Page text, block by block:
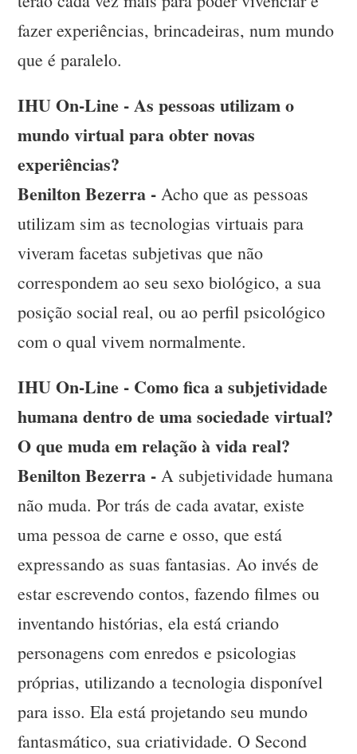
fazer experiências, brincadeiras, num mundo
que é paralelo.
IHU On-Line - As pessoas utilizam o
mundo virtual para obter novas
experiências?
Benilton Bezerra - Acho que as pessoas
utilizam sim as tecnologias virtuais para
viveram facetas subjetivas que não
correspondem ao seu sexo biológico, a sua
posição social real, ou ao perfil psicológico
com o qual vivem normalmente.
IHU On-Line - Como fica a subjetividade
humana dentro de uma sociedade virtual?
O que muda em relação à vida real?
Benilton Bezerra - A subjetividade humana
não muda. Por trás de cada avatar, existe
uma pessoa de carne e osso, que está
expressando as suas fantasias. Ao invés de
estar escrevendo contos, fazendo filmes ou
inventando histórias, ela está criando
personagens com enredos e psicologias
próprias, utilizando a tecnologia disponível
para isso. Ela está projetando seu mundo
fantasmático, sua criatividade. O Second